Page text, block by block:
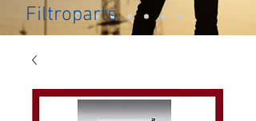
Filtroparts.